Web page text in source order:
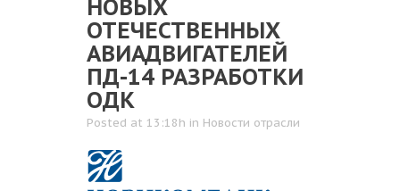
НОВЫХ
ОТЕЧЕСТВЕННЫХ
АВИАДВИГАТЕЛЕЙ
ПД-14 РАЗРАБОТКИ
ОДК
Posted at 13:18h in Новости отрасли